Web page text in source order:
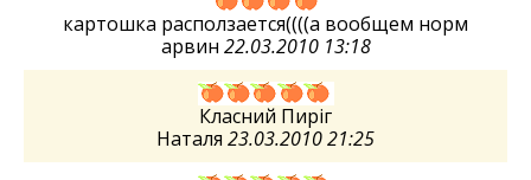
картошка расползается((((а вообщем норм
арвин 22.03.2010 13:18
Класний Пиріг
Наталя 23.03.2010 21:25